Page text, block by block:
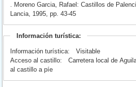
. Moreno Garcia, Rafael: Castillos de
Lancia, 1995, pp. 43-45
Información turística:
Información turística:
Visitable
Acceso al castillo:
Carretera local de
al castillo a píe